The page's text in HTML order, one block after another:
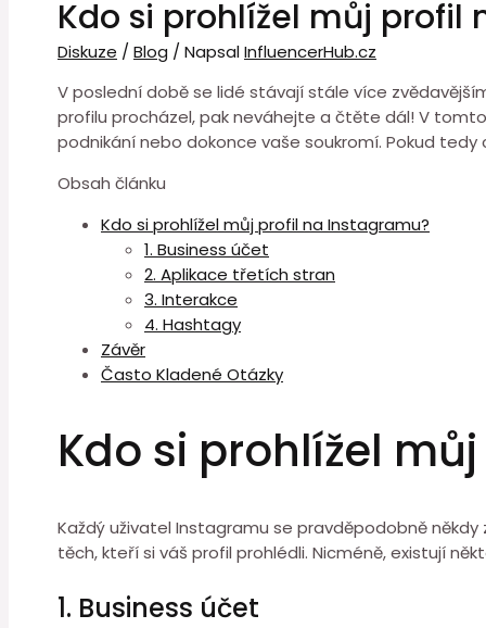
Kdo si prohlížel můj profil
Diskuze / Blog / NapsalInfluencerHub.cz
V poslední době se lidé stávají stále více
profilu procházel, pak neváhejte a čtěte dál! V
podnikání nebo dokonce vaše soukromí. Pokud
Obsah článku
Kdo si prohlížel můj profil na Instagramu?
1. Business účet
2. Aplikace třetích stran
3. Interakce
4. Hashtagy
Závěr
Často Kladené Otázky
Kdo si prohlížel
Každý uživatel Instagramu se pravděpodobně
těch, kteří si váš profil prohlédli. Nicméně, existují
1. Business účet